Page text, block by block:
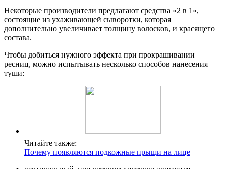
Некоторые производители предлагают средства «2 в 1»,
состоящие из ухаживающей сыворотки, которая
дополнительно увеличивает толщину волосков, и красящего
состава.
Чтобы добиться нужного эффекта при прокрашивании
ресниц, можно испытывать несколько способов нанесения
туши:
Читайте также:
Почему появляются подкожные прыщи на лице